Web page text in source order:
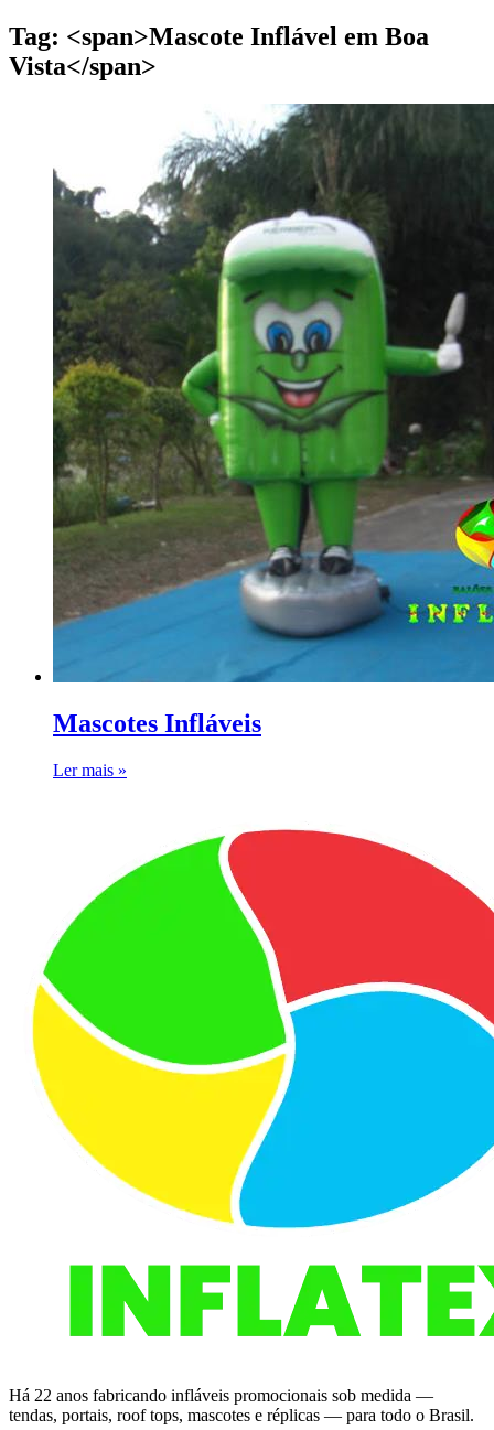
Tag: <span>Mascote Inflável em Boa
Vista</span>
Mascotes Infláveis
Ler mais »
Há 22 anos fabricando infláveis promocionais sob medida —
tendas, portais, roof tops, mascotes e réplicas — para todo o Brasil.